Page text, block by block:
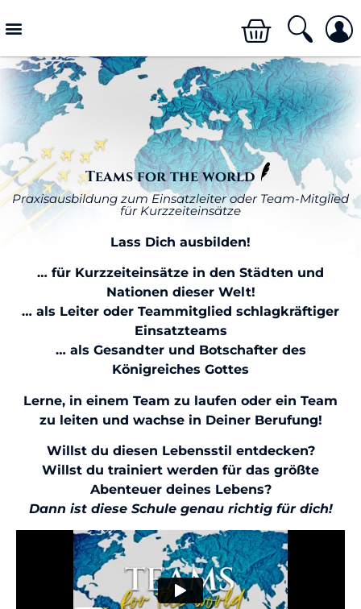
Teams for the world
Praxisausbildung zum Einsatzleiter oder Team-Mitglied
für Kurzzeiteinsätze
Lass Dich ausbilden!
… für Kurzzeiteinsätze in den Städten und
Nationen dieser Welt!
… als Leiter oder Teammitglied schlagkräftiger
Einsatzteams
… als Gesandter und Botschafter des
Königreiches Gottes
Lerne, in einem Team zu laufen oder ein Team
zu leiten und wachse in Deiner Berufung!
Willst du diesen Lebensstil entdecken?
Willst du trainiert werden für das größte
Abenteuer deines Lebens?
Dann ist diese Schule genau richtig für dich!